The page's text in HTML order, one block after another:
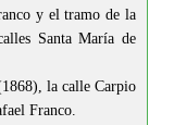
y el tramo de la
Santa María de
la calle Carpio
Franco.